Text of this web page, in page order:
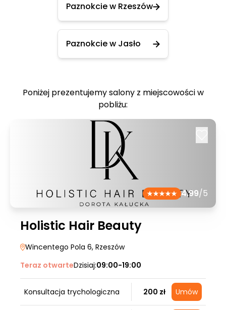
Paznokcie w Rzeszów
Paznokcie w Jasło
Poniżej prezentujemy salony z miejscowości w
pobliżu:
4.99/5
Holistic Hair Beauty
Wincentego Pola 6, Rzeszów
Teraz otwarteDzisiaj:09:00-19:00
Konsultacja trychologiczna 200 zł Umów